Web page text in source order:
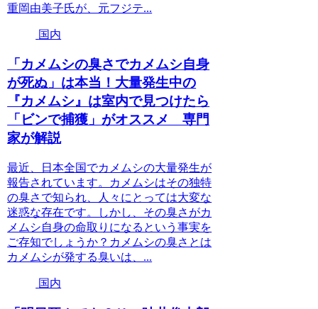
重岡由美子氏が、元フジテ...
国内
「カメムシの臭さでカメムシ自身
が死ぬ」は本当！大量発生中の
『カメムシ』は室内で見つけたら
「ビンで捕獲」がオススメ 専門
家が解説
最近、日本全国でカメムシの大量発生が
報告されています。カメムシはその独特
の臭さで知られ、人々にとっては大変な
迷惑な存在です。しかし、その臭さがカ
メムシ自身の命取りになるという事実を
ご存知でしょうか？カメムシの臭さとは
カメムシが発する臭いは、...
国内